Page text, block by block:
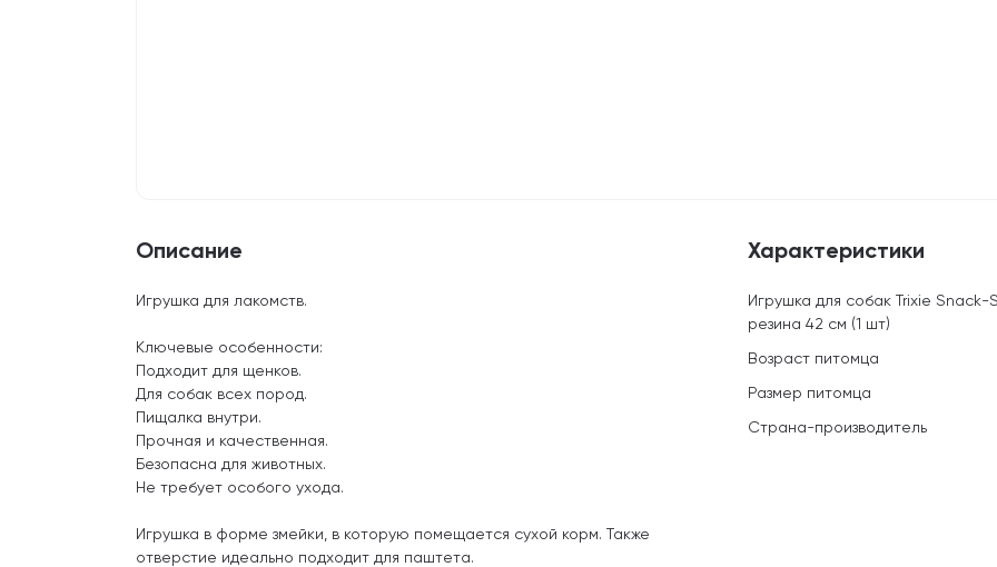
Описание
Игрушка для лакомств.
Ключевые особенности:
Подходит для щенков.
Для собак всех пород.
Пищалка внутри.
Прочная и качественная.
Безопасна для животных.
Не требует особого ухода.
Игрушка в форме змейки, в которую помещается сухой корм. Также
отверстие идеально подходит для паштета.
Характеристики
Игрушка для собак Trixie
резина 42 см (1 шт)
Возраст питомца
Размер питомца
Страна-производитель